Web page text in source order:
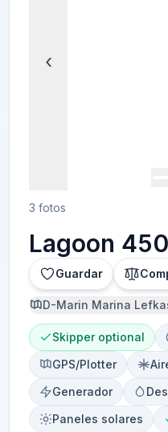
‹
3 fotos
Lagoon
Guardar
D-Marin Marina
Skipper optional
GPS/Plotter
Generador
Paneles solares